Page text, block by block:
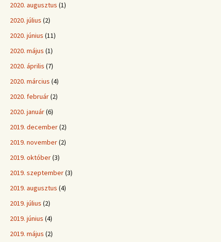
2020. augusztus (1)
2020. július (2)
2020. június (11)
2020. május (1)
2020. április (7)
2020. március (4)
2020. február(2)
2020. január(6)
2019. december(2)
2019. november(2)
2019. október(3)
2019. szeptember(3)
2019. augusztus (4)
2019. július (2)
2019. június (4)
2019. május (2)